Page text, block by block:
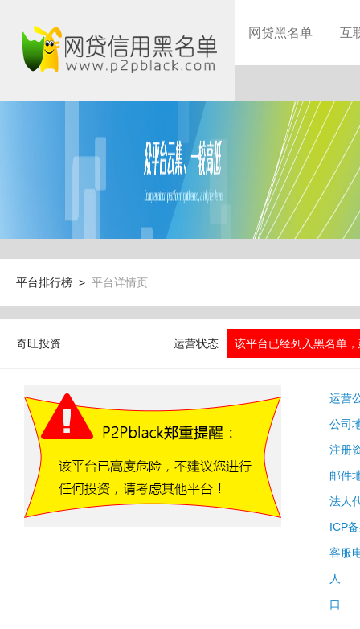
网贷黑名单 互
平台排行榜 > 平台详情页
奇旺投资 运营状态 该平台已经列入黑名单
运营
公司
注册
邮件
法人
ICP
客服
人
口